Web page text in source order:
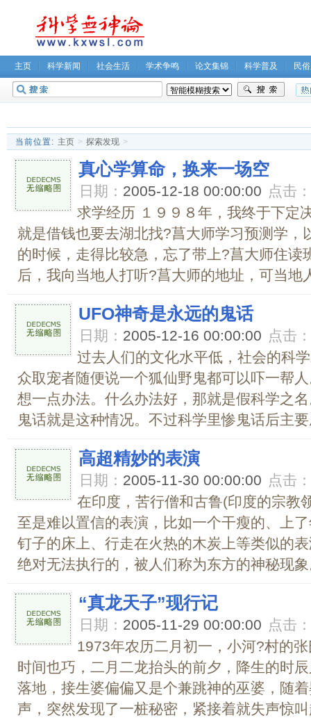
主页 科学新闻 社会生活 学术争鸣 论文集锦 科学普及 民
无神论坛
当前位置: 主页 > 探索发现 >
真心学算命，换来一场空
日期： 2005-12-18 00:00:00 点击：
求学经历 １９９８年，我终于下定
就是借钱也要去湖北找?菖大师学习预测学，
的时候，走得比较急，忘了带上?菖大师住读
后，我向当地人打听?菖大师的地址，可当地
UFO神奇是永远的鬼话
日期： 2005-12-16 00:00:00 点击：
过去人们的文化水平低，社会的科
众取宠者随便说一个狐仙野鬼都可以吓一帮
想一点办法。什么办法好，那就是假科学之
鬼话就是这种情况。不过科学里惨鬼话后主
高超精妙的表演
日期： 2005-11-30 00:00:00 点击：
在印度，苦行僧和古鲁(印度的宗教
至是难以置信的表演，比如一个干瘦的、上
钉子的床上、行走在火热的木炭上等类似的
绝对无法执行的，被人们称为东方的神秘现
“真龙天子”现行记
日期： 2005-11-29 00:00:00 点击：
1973年农历二月初一，小河?村的
时间也巧，二月二龙抬头的前夕，降生的时
落地，接生婆偏偏又是个兼跳神的巫婆，随
声，突然发现了一桩秘密，紧接着就失声惊